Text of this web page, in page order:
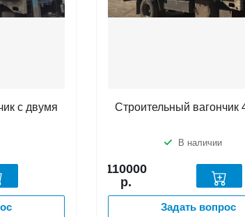
с двумя
Строительный вагончик
В наличии
110000
р.
Задать вопрос